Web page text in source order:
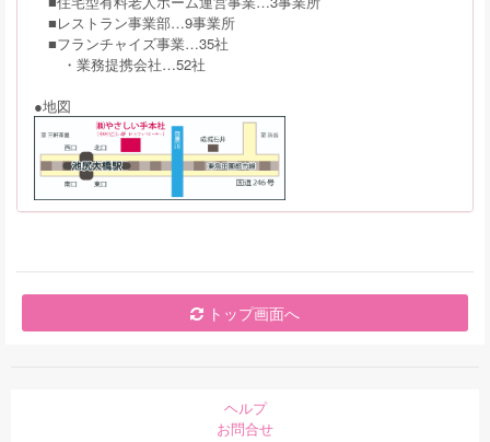
■レストラン事業部…9事業所
■フランチャイズ事業…35社
・業務提携会社…52社
●地図
トップ画面へ
ヘルプ
お問合せ